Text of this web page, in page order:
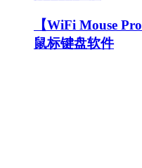
【WiFi Mouse
鼠标键盘软件